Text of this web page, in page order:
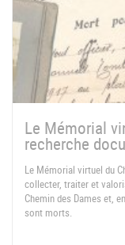
Le Mémorial
recherche
Le Mémorial virtuel du
collecter, traiter et
Chemin des Dames et,
sont morts.